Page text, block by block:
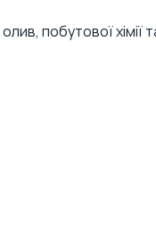
олив, побутової